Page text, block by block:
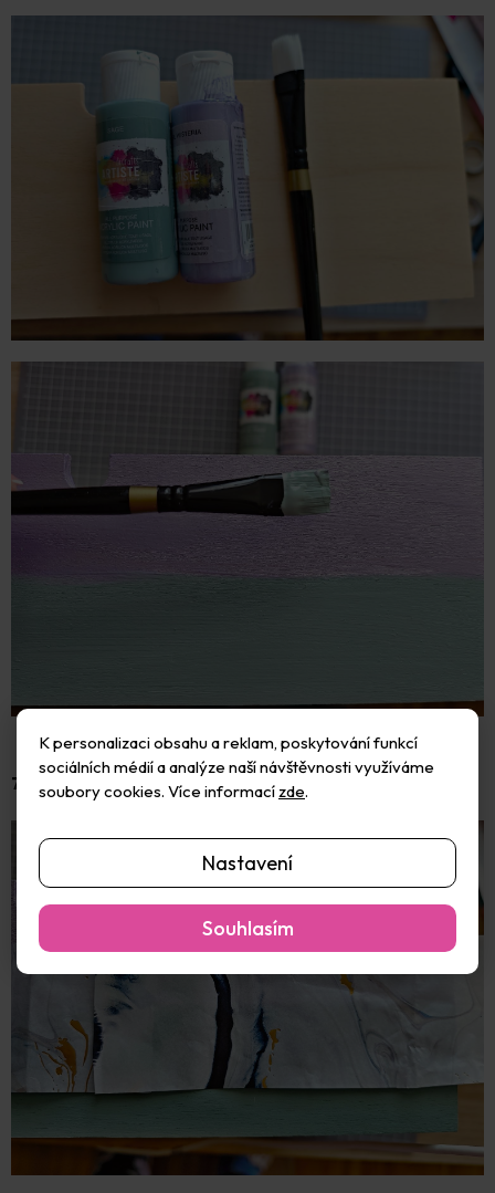
K personalizaci obsahu a reklam, poskytování funkcí
sociálních médií a analýze naší návštěvnosti využíváme
soubory cookies. Více informacízde.
Nastavení
Souhlasím
7. Doprostřed nalepte pruh jemného papíru Décopatch